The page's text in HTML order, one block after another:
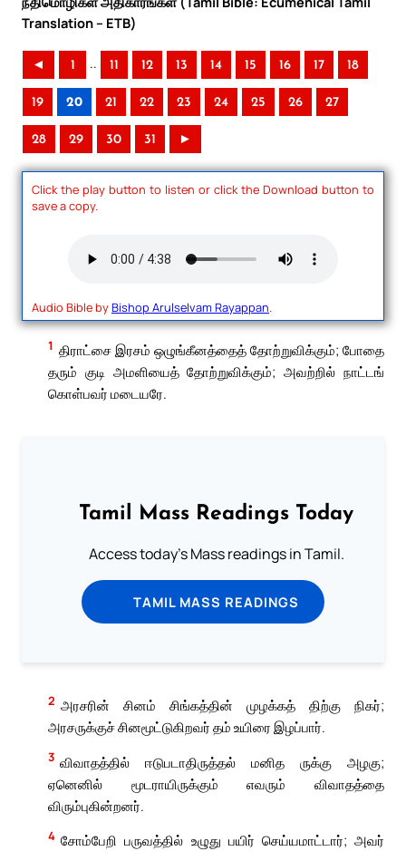
Translation – ETB)
◄ 1 .. 11 12 13 14 15 16 17 18
19 20 21 22 23 24 25 26 27
28 29 30 31 ►
Click the play button to listen or click the Download button to
save a copy.
Audio Bible byBishop Arulselvam Rayappan.
1 திராட்சை இரசம் ஒழுங்கீனத்தைத் தோற்றுவிக்கும்; போதை
தரும் குடி அமளியைத் தோற்றுவிக்கும்; அவற்றில் நாட்டங்
கொள்பவர் மடையரே.
Tamil Mass Readings Today
Access today's Mass readings in Tamil.
TAMIL MASS READINGS
2 அரசரின் சினம் சிங்கத்தின் முழக்கத் திற்கு நிகர்;
அரசருக்குச் சினமூட்டுகிறவர் தம் உயிரை இழப்பார்.
3 விவாதத்தில் ஈடுபடாதிருத்தல் மனித ருக்கு அழகு;
ஏனெனில் மூடராயிருக்கும் எவரும் விவாதத்தை
விரும்புகின்றனர்.
4 சோம்பேறி பருவத்தில் உழுது பயிர் செய்யமாட்டார்; அவர்